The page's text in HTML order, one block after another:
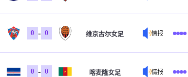
0 - 0 维京古尔女足 情报
0 - 0 喀麦隆女足 情报